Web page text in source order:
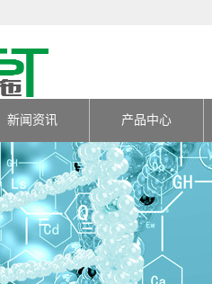
新闻资讯 产品中心